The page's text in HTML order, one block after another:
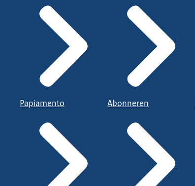
Papiamento Abonneren